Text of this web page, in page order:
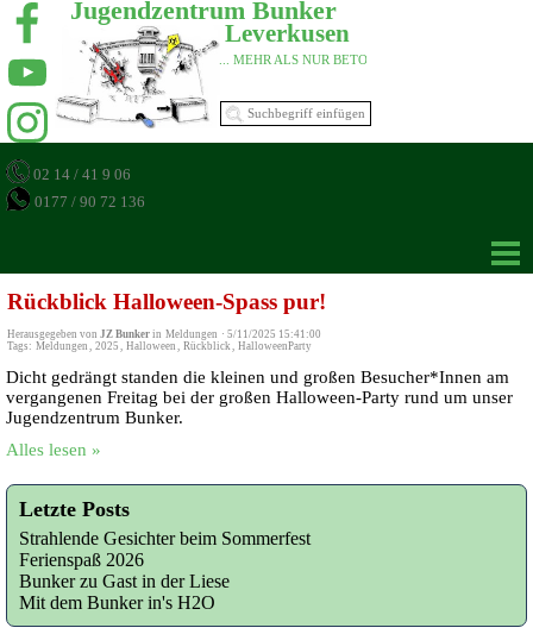
Jugendzentrum Bunker
... MEHR ALS NUR BETON
02 14 / 41 9 06
0177 / 90 72 136
Leverkusen
Rückblick Halloween-Spass pur!
Herausgegeben von JZ Bunker in Meldungen · 5/11/2025 15:41:00
Tags: Meldungen , 2025 , Halloween , Rückblick, HalloweenParty
Dicht gedrängt standen die kleinen und großen Besucher*Innen am
vergangenen Freitag bei der großen Halloween-Party rund um unser
Jugendzentrum Bunker.
Alles lesen »
Letzte Posts
Strahlende Gesichter beim Sommerfest
Ferienspaß 2026
Bunker zu Gast in der Liese
Mit dem Bunker in's H2O